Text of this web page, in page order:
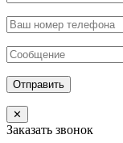
Отправить
✕
Заказать звонок